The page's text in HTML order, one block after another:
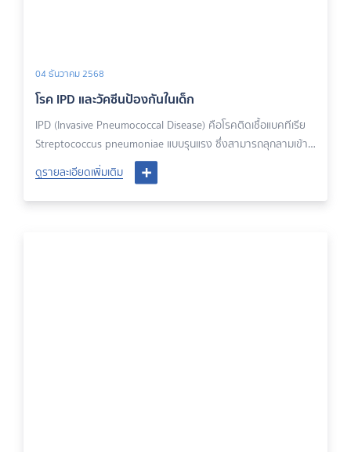
04 ธันวาคม 2568
โรค IPD และวัคซีนป้องกันในเด็ก
IPD (Invasive Pneumococcal Disease) คือโรคติดเชื้อแบคทีเรีย
Streptococcus pneumoniae แบบรุนแรง ซึ่งสามารถลุกลามเข้า
อวัยวะสำคัญ เช่น กระแสเลือด เยื่อหุ้มสมอง หรือปอด ส่งผลให้เกิด
ภาวะแทรกซ้อนร้ายแรง โดยเฉพาะในเด็กเล็กอายุต่ำกว่า 5 ปีที่
ภูมิคุ้มกันยังพัฒนาไม่เต็มที่
ดูรายละเอียดเพิ่มเติม